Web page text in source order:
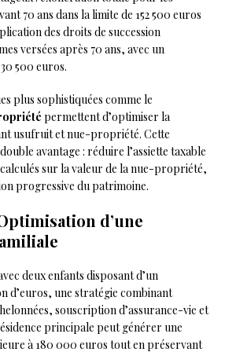
70 ans dans la limite de 152 500 euros
des droits de succession
versées après 70 ans, avec un
500 euros.
plus sophistiquées comme le
permettent d’optimiser la
usufruit et nue-propriété. Cette
avantage : réduire l’assiette taxable
sur la valeur de la nue-propriété,
progressive du patrimoine.
d’une
deux enfants disposant d’un
d’euros, une stratégie combinant
souscription d’assurance-vie et
principale peut générer une
à 180 000 euros tout en préservant